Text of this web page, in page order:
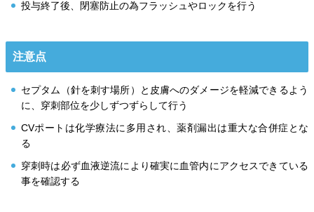
投与終了後、閉塞防止の為フラッシュやロックを行う
注意点
セプタム（針を刺す場所）と皮膚へのダメージを軽減できるよう
に、穿刺部位を少しずつずらして行う
CVポートは化学療法に多用され、薬剤漏出は重大な合併症とな
る
穿刺時は必ず血液逆流により確実に血管内にアクセスできている
事を確認する